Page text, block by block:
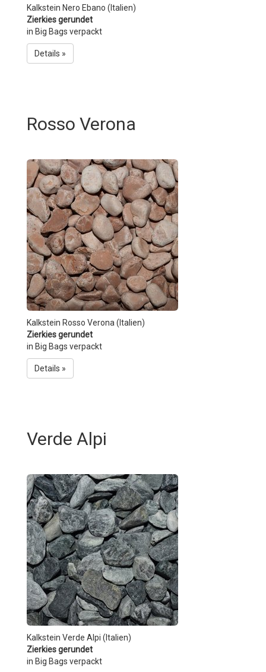
Kalkstein Nero Ebano (Italien)
Zierkies gerundet
in Big Bags verpackt
Details »
Rosso Verona
Kalkstein Rosso Verona (Italien)
Zierkies gerundet
in Big Bags verpackt
Details »
Verde Alpi
Kalkstein Verde Alpi (Italien)
Zierkies gerundet
in Big Bags verpackt